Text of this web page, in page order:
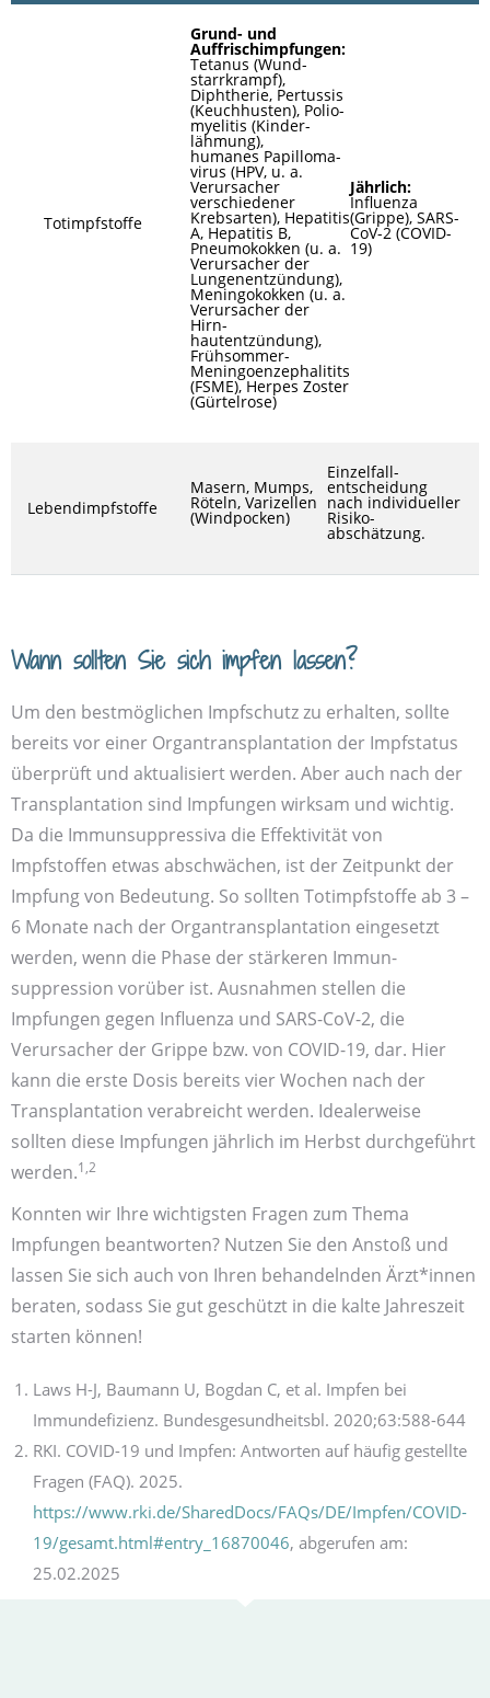
Totimpfstoffe
Grund- und
Auffrischimpfungen:
Tetanus (Wund­
starrkrampf),
Diphtherie, Pertussis
(Keuch­husten), Polio­
myelitis (Kinder­
lähmung),
humanes Papilloma­
virus (HPV, u. a.
Verursacher
verschiedener
Krebs­arten), Hepatitis
A, Hepatitis B,
Pneumo­kokken (u. a.
Verursacher der
Lungen­entzündung),
Meningo­kokken (u. a.
Verursacher der
Hirn­
hautentzündung),
Frühsommer-
Meningoenzephalitits
(FSME), Herpes Zoster
(Gürtelrose)
Jährlich:
Influenza
(Grippe), SARS-
CoV-2 (COVID-
19)
Lebendimpfstoffe
Masern, Mumps,
Röteln, Varizellen
(Windpocken)
Einzelfall­
entscheidung
nach individueller
Risiko­
abschätzung.
Wann sollten Sie sich impfen lassen?
Um den bestmöglichen Impfschutz zu erhalten, sollte
bereits vor einer Organ­transplantation der Impf­status
überprüft und aktualisiert werden. Aber auch nach der
Transplantation sind Impfungen wirksam und wichtig.
Da die Immun­suppressiva die Effektivität von
Impfstoffen etwas abschwächen, ist der Zeitpunkt der
Impfung von Bedeutung. So sollten Tot­impfstoffe ab 3 –
6 Monate nach der Organ­transplantation eingesetzt
werden, wenn die Phase der stärkeren Immun­
suppression vorüber ist. Ausnahmen stellen die
Impfungen gegen Influenza und SARS-CoV-2, die
Verursacher der Grippe bzw. von COVID-19, dar. Hier
kann die erste Dosis bereits vier Wochen nach der
Transplantation verabreicht werden. Idealerweise
sollten diese Impfungen jährlich im Herbst durchgeführt
werden.1,2
Konnten wir Ihre wichtigsten Fragen zum Thema
Impfungen beantworten? Nutzen Sie den Anstoß und
lassen Sie sich auch von Ihren behandelnden Ärzt*innen
beraten, sodass Sie gut geschützt in die kalte Jahres­zeit
starten können!
Laws H-J, Baumann U, Bogdan C, et al. Impfen bei
Immundefizienz. Bundesgesundheitsbl. 2020;63:588-644
RKI. COVID-19 und Impfen: Antworten auf häufig gestellte
Fragen (FAQ). 2025.
https://www.rki.de/SharedDocs/FAQs/DE/Impfen/COVID-
19/gesamt.html#entry_16870046, abgerufen am:
25.02.2025